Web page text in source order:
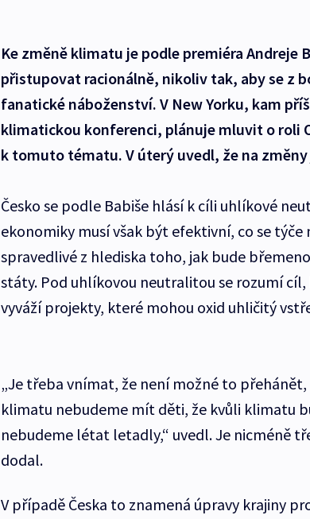
Ke změně klimatu je podle premiéra Andreje
přistupovat racionálně, nikoliv tak, aby se z
fanatické náboženství. V New Yorku, kam
klimatickou konferenci, plánuje mluvit o roli
k tomuto tématu. V úterý uvedl, že na
Česko se podle Babiše hlásí k cíli uhlíkové
ekonomiky musí však být efektivní, co se týče
spravedlivé z hlediska toho, jak bude
státy. Pod uhlíkovou neutralitou se rozumí cíl,
vyváží projekty, které mohou oxid uhličitý
„Je třeba vnímat, že není možné to
klimatu nebudeme mít děti, že kvůli klimatu
nebudeme létat letadly,“ uvedl. Je nicméně
dodal.
V případě Česka to znamená úpravy krajiny